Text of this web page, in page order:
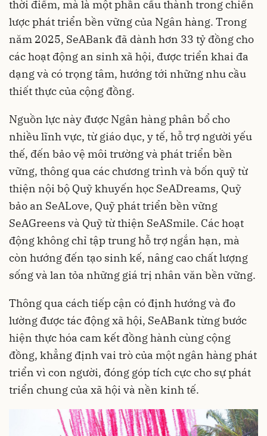
thời điểm, mà là một phần cấu thành trong chiến
lược phát triển bền vững của Ngân hàng. Trong
năm 2025, SeABank đã dành hơn 33 tỷ đồng cho
các hoạt động an sinh xã hội, được triển khai đa
dạng và có trọng tâm, hướng tới những nhu cầu
thiết thực của cộng đồng.
Nguồn lực này được Ngân hàng phân bổ cho
nhiều lĩnh vực, từ giáo dục, y tế, hỗ trợ người yếu
thế, đến bảo vệ môi trường và phát triển bền
vững, thông qua các chương trình và bốn quỹ từ
thiện nội bộ Quỹ khuyến học SeADreams, Quỹ
bảo an SeALove, Quỹ phát triển bền vững
SeAGreens và Quỹ từ thiện SeASmile. Các hoạt
động không chỉ tập trung hỗ trợ ngắn hạn, mà
còn hướng đến tạo sinh kế, nâng cao chất lượng
sống và lan tỏa những giá trị nhân văn bền vững.
Thông qua cách tiếp cận có định hướng và đo
lường được tác động xã hội, SeABank từng bước
hiện thực hóa cam kết đồng hành cùng cộng
đồng, khẳng định vai trò của một ngân hàng phát
triển vì con người, đóng góp tích cực cho sự phát
triển chung của xã hội và nền kinh tế.